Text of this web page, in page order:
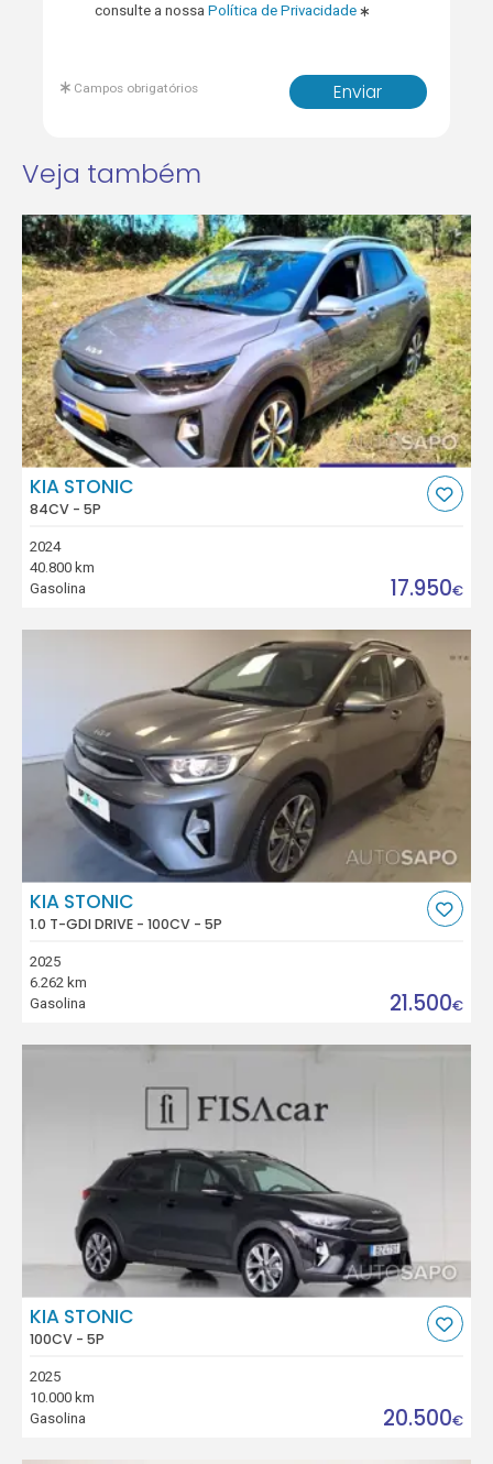
consulte a nossaPolítica de Privacidade
Enviar
Campos obrigatórios
Veja também
KIA STONIC
84CV - 5P
2024
40.800 km
Gasolina
17.950€
KIA STONIC
1.0 T-GDI DRIVE - 100CV - 5P
2025
6.262 km
Gasolina
21.500€
KIA STONIC
100CV - 5P
2025
10.000 km
Gasolina
20.500€